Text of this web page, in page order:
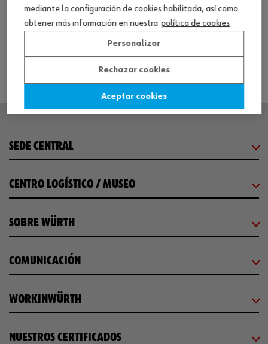
Ver producto
SEDE CENTRAL
CENTRO LOGÍSTICO / MUSEO
SOBRE WÜRTH
COMUNICACIÓN
WORKINWÜRTH
NUESTROS CERTIFICADOS
mediante la configuración de cookies habilitada, así como
obtener más información en nuestra política de cookies
Personalizar
Rechazar cookies
Aceptar cookies